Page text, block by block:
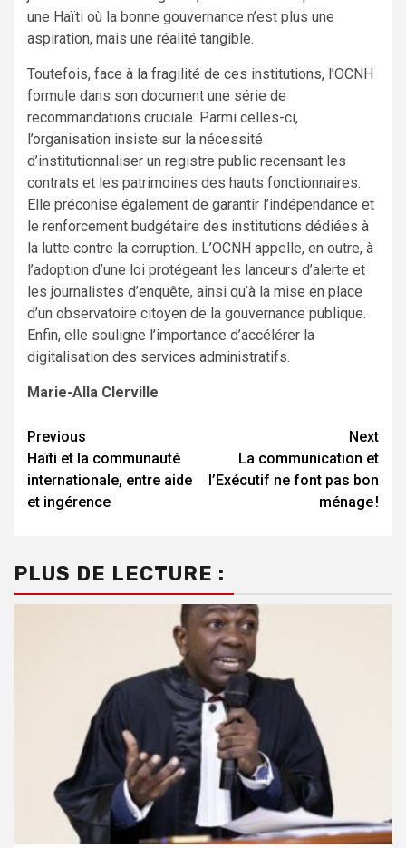
une Haïti où la bonne gouvernance n’est plus une
aspiration, mais une réalité tangible.
Toutefois, face à la fragilité de ces institutions, l’OCNH
formule dans son document une série de
recommandations cruciale. Parmi celles-ci,
l’organisation insiste sur la nécessité
d’institutionnaliser un registre public recensant les
contrats et les patrimoines des hauts fonctionnaires.
Elle préconise également de garantir l’indépendance et
le renforcement budgétaire des institutions dédiées à
la lutte contre la corruption. L’OCNH appelle, en outre, à
l’adoption d’une loi protégeant les lanceurs d’alerte et
les journalistes d’enquête, ainsi qu’à la mise en place
d’un observatoire citoyen de la gouvernance publique.
Enfin, elle souligne l’importance d’accélérer la
digitalisation des services administratifs.
Marie-Alla Clerville
Continue
Reading
Previous
Haïti et la communauté
internationale, entre aide
et ingérence
Next
La communication et
l’Exécutif ne font pas bon
ménage !
PLUS DE LECTURE :